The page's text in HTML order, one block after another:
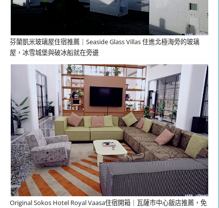
芬蘭凱米玻璃屋住宿推薦｜Seaside Glass Villas 住進北極海旁的玻璃
屋，冰雪城堡與破冰船就在旁邊
Original Sokos Hotel Royal Vaasa住宿開箱｜瓦薩市中心飯店推薦，免